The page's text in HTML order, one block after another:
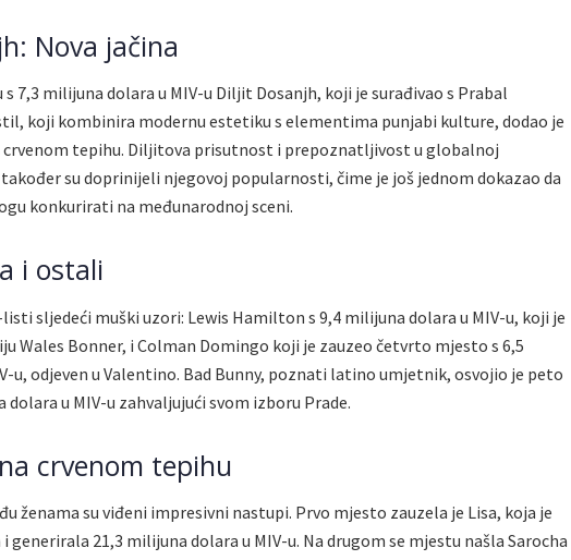
Nova jačina
7,3 milijuna dolara u MIV-u Diljit Dosanjh, koji je surađivao s Prabal
koji kombinira modernu estetiku s elementima punjabi kulture, dodao je
crvenom tepihu. Diljitova prisutnost i prepoznatljivost u globalnoj
su doprinijeli njegovoj popularnosti, čime je još jednom dokazao da
konkurirati na međunarodnoj sceni.
i ostali
sljedeći muški uzori: Lewis Hamilton s 9,4 milijuna dolara u MIV-u, koji je
Wales Bonner, i Colman Domingo koji je zauzeo četvrto mjesto s 6,5
u, odjeven u Valentino. Bad Bunny, poznati latino umjetnik, osvojio je peto
u MIV-u zahvaljujući svom izboru Prade.
crvenom tepihu
ženama su viđeni impresivni nastupi. Prvo mjesto zauzela je Lisa, koja je
generirala 21,3 milijuna dolara u MIV-u. Na drugom se mjestu našla Sarocha